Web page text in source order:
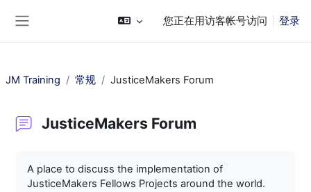
您正在用访客帐号访问 登录
JM Training 常规 JusticeMakers Forum
JusticeMakers Forum
A place to discuss the implementation of
JusticeMakers Fellows Projects around the world.